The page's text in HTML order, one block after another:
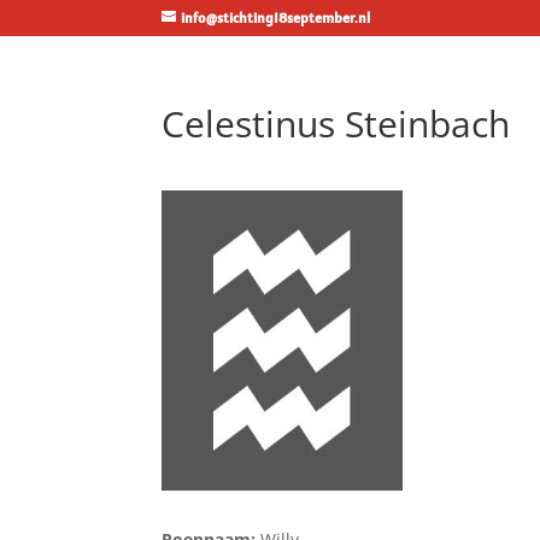
info@stichting18september.nl
Celestinus Steinbach